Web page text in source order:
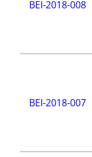
BEI-2018-008
BEI-2018-007